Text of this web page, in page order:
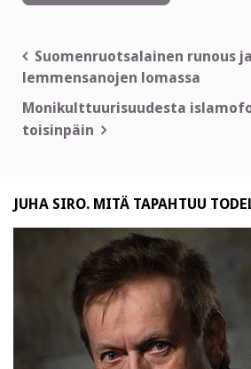
Artikkelien
selaus
Suomenruotsalainen runous
lemmensanojen lomassa
Monikulttuurisuudesta
toisinpäin
JUHA SIRO. MITÄ TAPAHTUU